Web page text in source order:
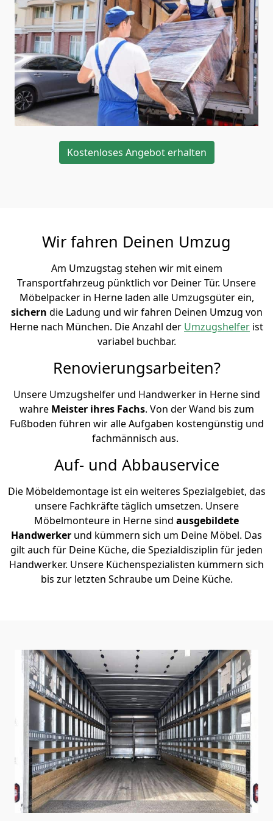
Kostenloses Angebot erhalten
Wir fahren Deinen Umzug
Am Umzugstag stehen wir mit einem
Transportfahrzeug pünktlich vor Deiner Tür. Unsere
Möbelpacker in Herne laden alle Umzugsgüter ein,
sichern die Ladung und wir fahren Deinen Umzug von
Herne nach München. Die Anzahl der Umzugshelfer ist
variabel buchbar.
Renovierungsarbeiten?
Unsere Umzugshelfer und Handwerker in Herne sind
wahre Meister ihres Fachs. Von der Wand bis zum
Fußboden führen wir alle Aufgaben kostengünstig und
fachmännisch aus.
Auf- und Abbauservice
Die Möbeldemontage ist ein weiteres Spezialgebiet, das
unsere Fachkräfte täglich umsetzen. Unsere
Möbelmonteure in Herne sind ausgebildete
Handwerker und kümmern sich um Deine Möbel. Das
gilt auch für Deine Küche, die Spezialdisziplin für jeden
Handwerker. Unsere Küchenspezialisten kümmern sich
bis zur letzten Schraube um Deine Küche.